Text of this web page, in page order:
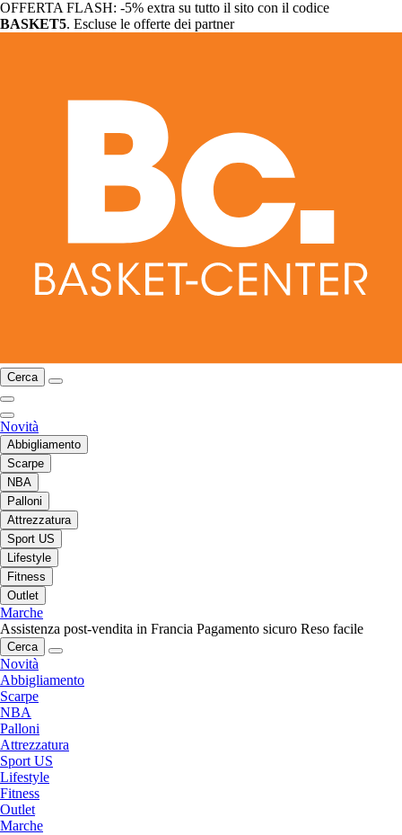
OFFERTA FLASH: -5% extra su tutto il sito con il codice
BASKET5. Escluse le offerte dei partner
Cerca
Novità
Abbigliamento
Scarpe
NBA
Palloni
Attrezzatura
Sport US
Lifestyle
Fitness
Outlet
Marche
Assistenza post-vendita in Francia Pagamento sicuro Reso facile
Cerca
Novità
Abbigliamento
Scarpe
NBA
Palloni
Attrezzatura
Sport US
Lifestyle
Fitness
Outlet
Marche